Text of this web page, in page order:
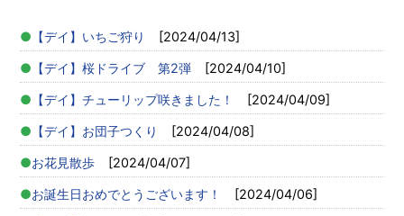
【デイ】いちご狩り [2024/04/13]
【デイ】桜ドライブ 第2弾 [2024/04/10]
【デイ】チューリップ咲きました！ [2024/04/09]
【デイ】お団子つくり [2024/04/08]
お花見散歩 [2024/04/07]
お誕生日おめでとうございます！ [2024/04/06]